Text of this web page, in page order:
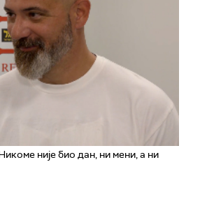
није био дан, ни мени, а ни